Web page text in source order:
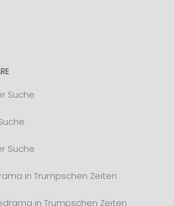
Suche
Suche
in Trumpschen Zeiten
in Trumpschen Zeiten